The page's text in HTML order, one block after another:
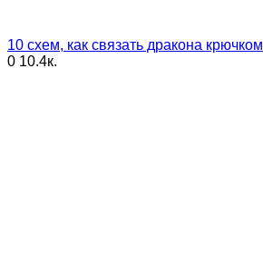
10 схем, как связать дракона крючком
0 10.4к.